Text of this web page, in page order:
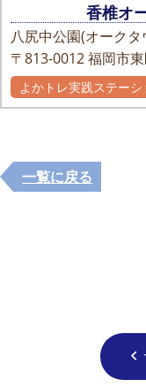
香椎オ
八尻中公園(オーク
〒813-0012福岡市
よかトレ実践ステーシ
一覧に戻る
chevron_left